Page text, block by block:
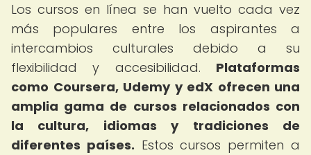
Los cursos en línea se han vuelto cada vez
más populares entre los aspirantes a
intercambios culturales debido a su
flexibilidad y accesibilidad. Plataformas
como Coursera, Udemy y edX ofrecen una
amplia gama de cursos relacionados con
la cultura, idiomas y tradiciones de
diferentes países. Estos cursos permiten a